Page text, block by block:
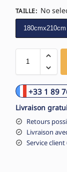
TAILLE: No
180cmx210cm
+33 1 89
Livraison
Retours
Livraison
Service client